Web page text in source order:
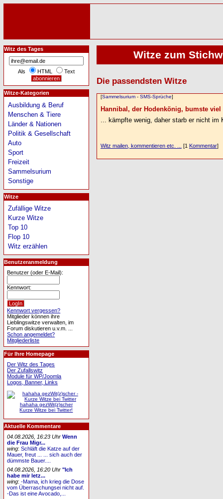
Witze zum
Die passendsten Witze
[Sammelsurium- SMS-Sprüche]
Hannibal, der Hodenkönig, bumste
... kämpfte wenig, daher starb er nicht im
Witz mailen, kommentieren etc. ... [1 Kommentar]
Witz des Tages
Als HTML Text
Witze-Kategorien
Ausbildung & Beruf
Menschen & Tiere
Länder & Nationen
Politik & Gesellschaft
Auto
Sport
Freizeit
Sammelsurium
Sonstige
Witze
Zufällige Witze
Kurze Witze
Top 10
Flop 10
Witz erzählen
Benutzeranmeldung
Benutzer (oder E-Mail):
Kennwort:
Kennwort vergessen?
Mitglieder können ihre
Lieblingswitze verwalten, im
Forum diskutieren u.v.m. ...
Schon angemeldet?
Mitgliederliste
Für Ihre Homepage
Der Witz des Tages
Der Zufallswitz
Module für WP/Joomla
Logos, Banner, Links
hahaha gezWit(z)scher
Kurze Witze bei Twitter!
Aktuelle Kommentare
04.08.2026, 16:23 Uhr Wenn
die Frau Migr...
wing:Schläft die Katze auf der
Mauer, freut ... ... sich auch der
dümmste Bauer....
04.08.2026, 16:20 Uhr "Ich
habe mir letz...
wing:-Mama, ich krieg die Dose
vom Überraschungsei nicht auf.
-Das ist eine Avocado,...